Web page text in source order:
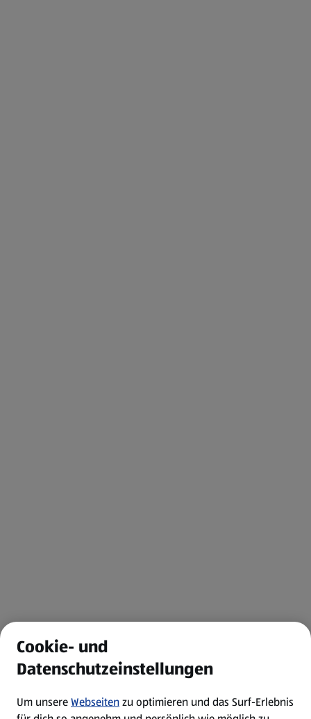
Cookie- und
Datenschutzeinstellungen
Um unsereWebseitenzu optimieren und das Surf-Erlebnis